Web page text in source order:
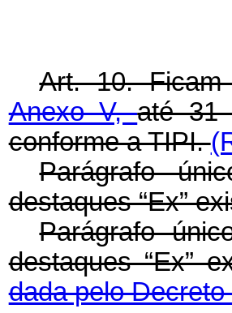
Art. 10. Ficam
Anexo V,até 31
conforme a TIPI.
Parágrafo
destaques “Ex”
Parágrafo
destaques “Ex”
dada pelo Decreto